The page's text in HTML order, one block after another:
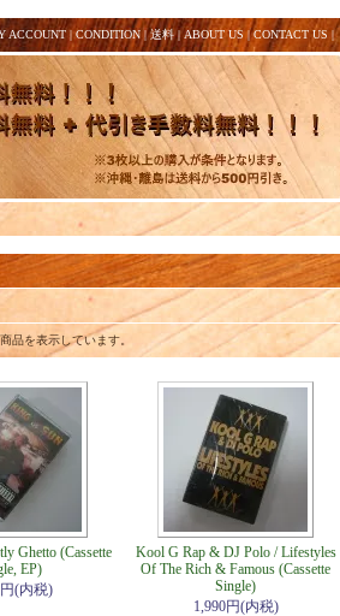
ACCOUNT |CONDITION |送料| ABOUT US |CONTACT US |
品を表示しています。
Ghetto (Cassette
EP)
(内税)
Kool G Rap & DJ Polo / Lifestyles
Of The Rich & Famous (Cassette
Single)
1,990円(内税)